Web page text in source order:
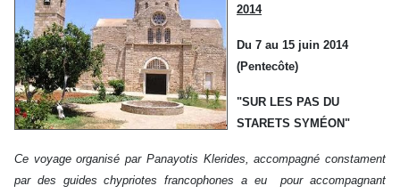
2014
Du 7 au 15 juin 2014
(Pentecôte)
"SUR LES PAS DU
STARETS SYMÉON"
Ce voyage organisé par Panayotis Klerides, accompagné constament
par des guides chypriotes francophones a eu pour accompagnant